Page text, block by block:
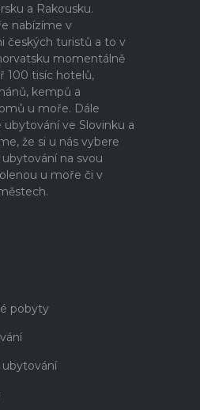
a Rakousku.
nabízíme v
českých turistů a to v
momentálně
100 tisíc hotelů,
kempů a
u moře. Dále
ve Slovinku a
že si u nás vybere
na svou
u moře či v
pobyty
ubytování